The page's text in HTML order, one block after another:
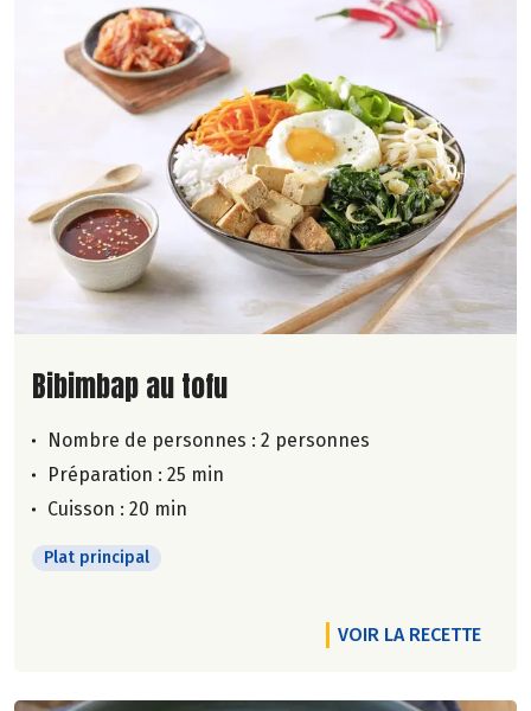
Lire la suite de la recette
Bibimbap au tofu
Nombre de personnes : 2 personnes
Préparation : 25 min
Cuisson : 20 min
Plat principal
VOIR LA RECETTE